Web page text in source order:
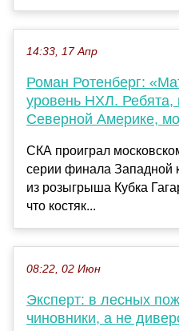
14:33, 17 Апр
Роман Ротенберг:
уровень НХЛ. Ребята,
Северной Америке,
СКА проиграл
серии финала Западной
из розыгрыша Кубка
что костяк...
08:22, 02 Июн
Эксперт: в лесных
чиновники, а не